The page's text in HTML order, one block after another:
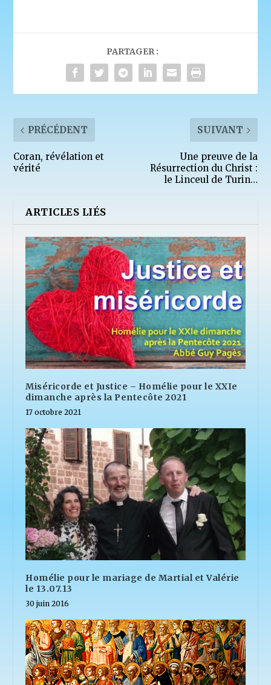
PARTAGER :
PRÉCÉDENT
Coran, révélation et
vérité
SUIVANT
Une preuve de la
Résurrection du Christ :
le Linceul de Turin…
ARTICLES LIÉS
Miséricorde et Justice – Homélie pour le XXIe
dimanche après la Pentecôte 2021
17 octobre 2021
Homélie pour le mariage de Martial et Valérie
le 13.07.13
30 juin 2016